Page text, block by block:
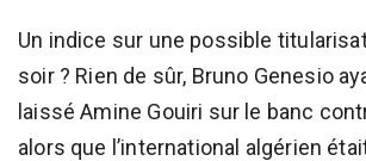
Un indice sur une possible
soir ? Rien de sûr, Bruno Genesio
laissé Amine Gouiri sur le banc
alors que l’international algérien